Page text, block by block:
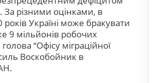
За різними оцінками, в
Україні може бракувати
9 мільйонів робочих
“Офісу міграційної
Воскобойник в